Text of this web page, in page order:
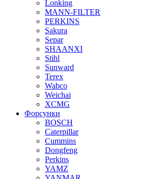
Lonking
MANN-FILTER
PERKINS
Sakura
Separ
SHAANXI
Stihl
Sunward
Terex
Wabco
Weichai
XCMG
Форсунки
BOSCH
Caterpillar
Cummins
Dongfeng
Perkins
YAMZ